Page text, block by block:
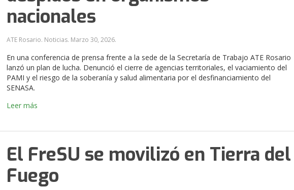
nacionales
ATE Rosario. Noticias. Marzo 30, 2026.
En una conferencia de prensa frente a la sede de la Secretaría de Trabajo ATE Rosario
lanzó un plan de lucha. Denunció el cierre de agencias territoriales, el vaciamiento del
PAMI y el riesgo de la soberanía y salud alimentaria por el desfinanciamiento del
SENASA.
Leer más
El FreSU se movilizó en Tierra del
Fuego